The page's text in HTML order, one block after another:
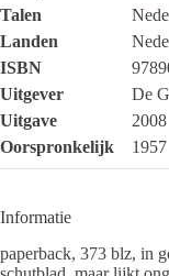
Talen
Landen
ISBN
Uitgever
De
Uitgave
2008
Oorspronkelijk
1957
Informatie
paperback, 373 blz, in